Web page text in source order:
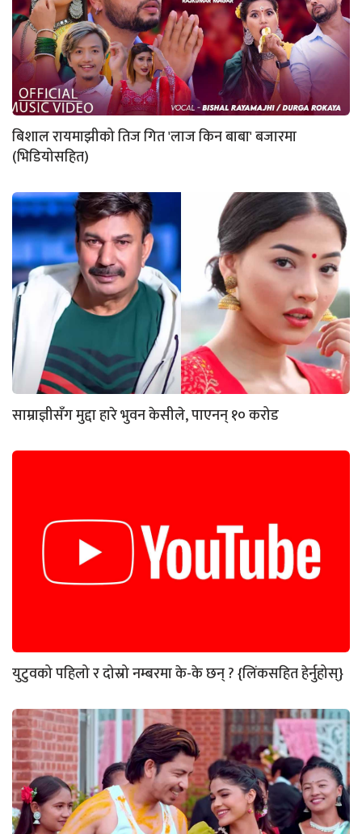
बिशाल रायमाझीको तिज गित 'लाज किन बाबा' बजारमा
(भिडियोसहित)
साम्राज्ञीसँग मुद्दा हारे भुवन केसीले, पाएनन् १० करोड
युटुवको पहिलो र दोस्रो नम्बरमा के-के छन् ? {लिंकसहित हेर्नुहोस्}